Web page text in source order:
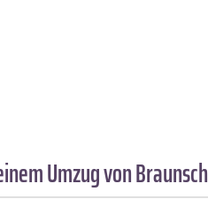
Umzug von